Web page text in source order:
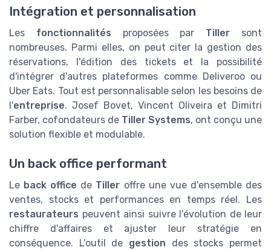
Intégration et personnalisation
Les fonctionnalités proposées par Tiller sont
nombreuses. Parmi elles, on peut citer la gestion des
réservations, l'édition des tickets et la possibilité
d'intégrer d'autres plateformes comme Deliveroo ou
Uber Eats. Tout est personnalisable selon les besoins de
l'entreprise. Josef Bovet, Vincent Oliveira et Dimitri
Farber, cofondateurs de Tiller Systems, ont conçu une
solution flexible et modulable.
Un back office performant
Le back office de Tiller offre une vue d'ensemble des
ventes, stocks et performances en temps réel. Les
restaurateurs peuvent ainsi suivre l'évolution de leur
chiffre d'affaires et ajuster leur stratégie en
conséquence. L'outil de gestion des stocks permet